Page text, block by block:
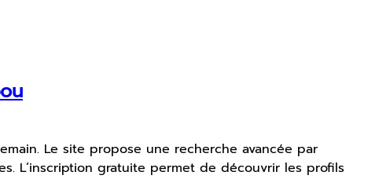
Le site propose une recherche avancée par
L’inscription gratuite permet de découvrir les profils